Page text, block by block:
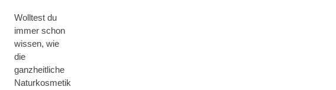
Wolltest du
immer schon
wissen, wie
die
ganzheitliche
Naturkosmetik